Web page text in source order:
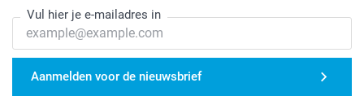
Vul hier je e-mailadres in
Aanmelden voor de nieuwsbrief